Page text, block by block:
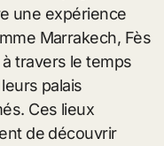
une expérience
Marrakech, Fès
travers le temps
palais
Ces lieux
de découvrir